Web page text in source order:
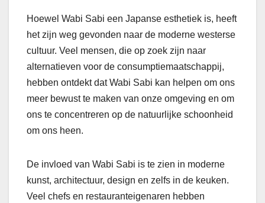
Hoewel Wabi Sabi een Japanse esthetiek is, heeft
het zijn weg gevonden naar de moderne westerse
cultuur. Veel mensen, die op zoek zijn naar
alternatieven voor de consumptiemaatschappij,
hebben ontdekt dat Wabi Sabi kan helpen om ons
meer bewust te maken van onze omgeving en om
ons te concentreren op de natuurlijke schoonheid
om ons heen.
De invloed van Wabi Sabi is te zien in moderne
kunst, architectuur, design en zelfs in de keuken.
Veel chefs en restauranteigenaren hebben